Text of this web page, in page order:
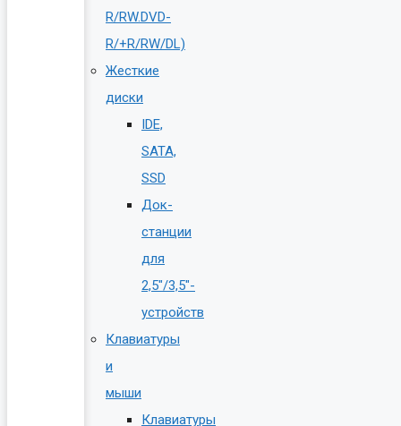
R/RW.DVD-
R/+R/RW/DL)
Жесткие
диски
IDE,
SATA,
SSD
Док-
станции
для
2,5″/3,5″-
устройств
Клавиатуры
и
мыши
Клавиатуры